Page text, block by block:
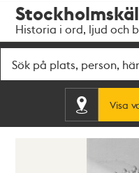
navigationen
huvudinnehållet
Historia i ord, ljud och
Visa